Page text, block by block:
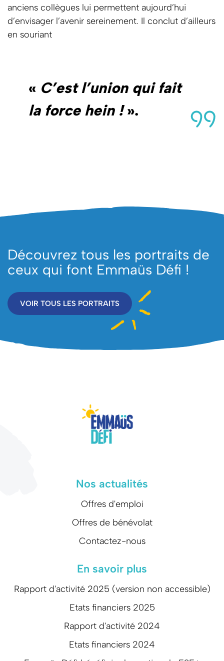
anciens collègues lui permettent aujourd’hui
d’envisager l’avenir sereinement. Il conclut d’ailleurs
en souriant
« C’est l’union qui fait
la force hein !».
Découvrez tous les portraits de
ceux qui font Emmaüs Défi !
VOIR TOUS LES PORTRAITS
Nos actualités
Offres d'emploi
Offres de bénévolat
Contactez-nous
En savoir plus
Rapport d'activité 2025 (version non accessible)
Etats financiers 2025
Rapport d'activité 2024
Etats financiers 2024